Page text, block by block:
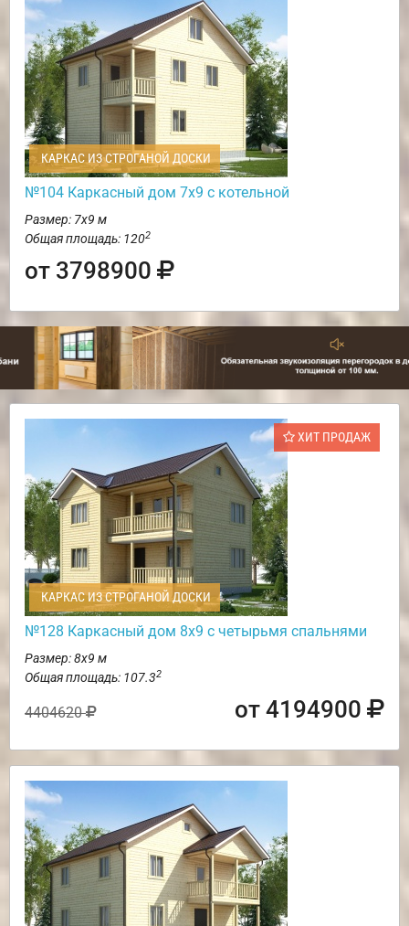
КАРКАС ИЗ СТРОГАНОЙ ДОСКИ
№104 Каркасный дом 7х9 с котельной
Размер: 7х9 м
Общая площадь: 1202
от 3798900
ХИТ ПРОДАЖ
КАРКАС ИЗ СТРОГАНОЙ ДОСКИ
№128 Каркасный дом 8х9 с четырьмя спальнями
Размер: 8х9 м
Общая площадь: 107.32
4404620 от 4194900